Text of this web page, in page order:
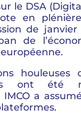
le DSA
en
de janvier
de
ont été
a